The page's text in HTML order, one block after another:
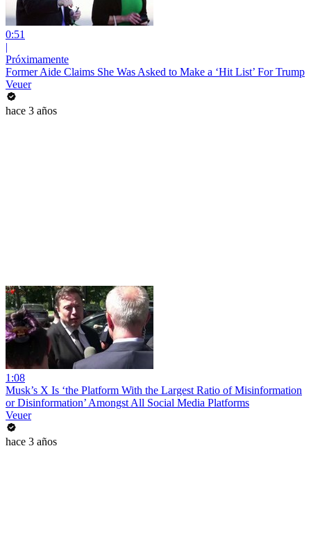
0:51
|
Próximamente
Former Aide Claims She Was Asked to Make a ‘Hit List’ For Trump
Veuer
hace 3 años
1:08
Musk’s X Is ‘the Platform With the Largest Ratio of Misinformation
or Disinformation’ Amongst All Social Media Platforms
Veuer
hace 3 años